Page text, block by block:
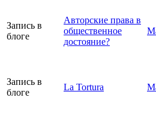
Запись в
блоге
Авторские права в
общественное
достояние?
Запись в
блоге
La Tortura